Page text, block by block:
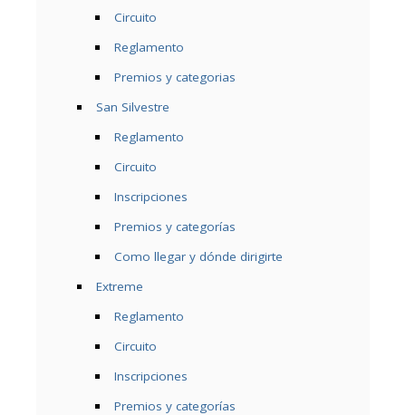
Circuito
Reglamento
Premios y categorias
San Silvestre
Reglamento
Circuito
Inscripciones
Premios y categorías
Como llegar y dónde dirigirte
Extreme
Reglamento
Circuito
Inscripciones
Premios y categorías